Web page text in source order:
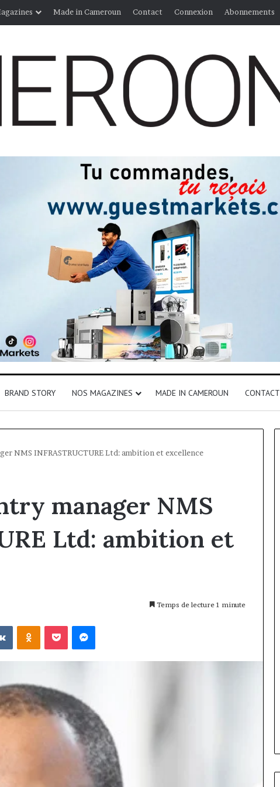
Made in Cameroun Contact Connexion Abonnements
BRAND STORY NOS MAGAZINES MADE IN CAMEROUN CONTACT
NMS INFRASTRUCTURE Ltd: ambition et excellence
manager NMS
Ltd: ambition et
Temps de lecture 1 minute
VKontakteOdnoklassniki
Pocket Messenger